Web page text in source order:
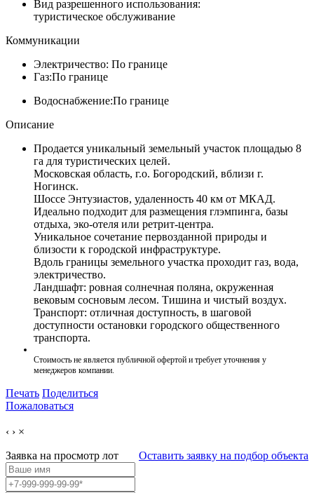
Вид разрешенного использования:
туристическое обслуживание
Коммуникации
Электричество: По границе
Газ:По границе
Водоснабжение:По границе
Описание
Продается уникальный земельный участок площадью 8
га для туристических целей.
Московская область, г.о. Богородский, вблизи г.
Ногинск.
Шоссе Энтузиастов, удаленность 40 км от МКАД.
Идеально подходит для размещения глэмпинга, базы
отдыха, эко-отеля или ретрит-центра.
Уникальное сочетание первозданной природы и
близости к городской инфраструктуре.
Вдоль границы земельного участка проходит газ, вода,
электричество.
Ландшафт: ровная солнечная поляна, окруженная
вековым сосновым лесом. Тишина и чистый воздух.
Транспорт: отличная доступность, в шаговой
доступности остановки городского общественного
транспорта.
Стоимость не является публичной офертой и требует уточнения у
менеджеров компании.
Печать Поделиться
Пожаловаться
‹ › ×
Оставить заявку на подбор объекта
Заявка на просмотр лот